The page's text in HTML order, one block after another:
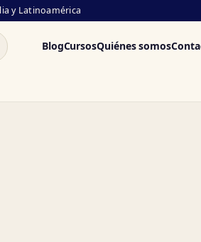
y Latinoamérica
BlogCursosQuiénes somos